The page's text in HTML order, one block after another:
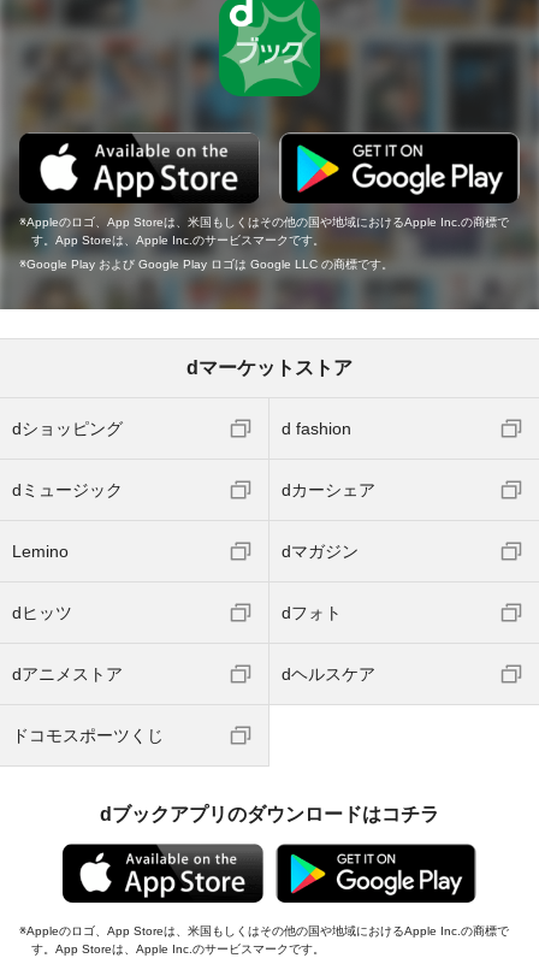
Appleのロゴ、App Storeは、米国もしくはその他の国や地域におけるApple Inc.の商標で
す。App Storeは、Apple Inc.のサービスマークです。
Google Play および Google Play ロゴは Google LLC の商標です。
dマーケットストア
dショッピング d fashion
dミュージック dカーシェア
Lemino dマガジン
dヒッツ dフォト
dアニメストア dヘルスケア
ドコモスポーツくじ
dブックアプリのダウンロードはコチラ
Appleのロゴ、App Storeは、米国もしくはその他の国や地域におけるApple Inc.の商標で
す。App Storeは、Apple Inc.のサービスマークです。